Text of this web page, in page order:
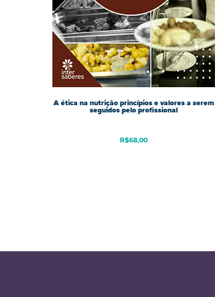
A ética na nutrição princípios e valores a serem
seguidos pelo profissional
R$68,00